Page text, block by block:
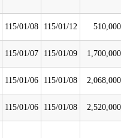
115/01/08 115/01/12 510,000
115/01/07 115/01/09 1,700,000
115/01/06 115/01/08 2,068,000
115/01/06 115/01/08 2,520,000